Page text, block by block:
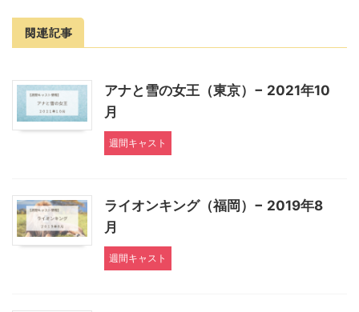
関連記事
アナと雪の女王（東京）− 2021年10
月
週間キャスト
ライオンキング（福岡）− 2019年8
月
週間キャスト